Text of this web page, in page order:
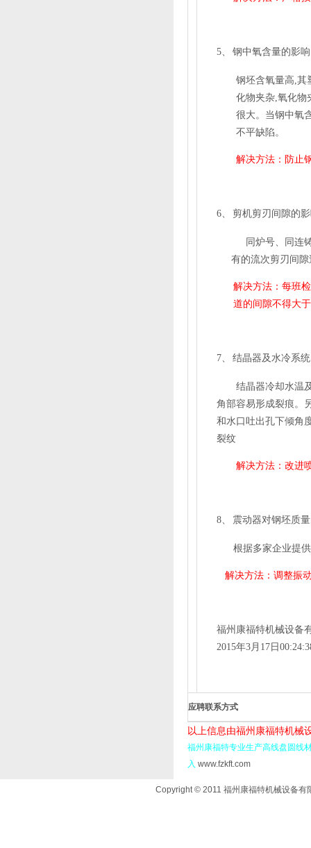
5、 钢中氧含量的影响
钢坯含氧量高,其
化物夹杂,氧化物
很大。当钢中氧
不平缺陷。
解决方法：防止
6、 剪机剪刃间隙的
同炉号、同连
有的流次剪刃间
解决方法：每班
道的间隙不得大于
7、 结晶器及水冷系统
结晶器冷却水温
角部容易形成裂痕。
和水口吐出孔下倾角
裂纹
解决方法：改进
8、 震动器对钢坯质
根据多家企业提
解决方法：调整振
福州康福特机械设备
2015年3月17日
应聘联系方式
以上信息由福州康福特机械
福州康福特专业生产高线盘圆线
入 www.fzkft.com
Copyright © 2011 福州康福特机械设备有